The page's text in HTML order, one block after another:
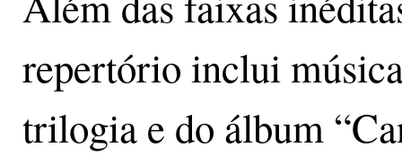
repertório inclui
trilogia e do álbum